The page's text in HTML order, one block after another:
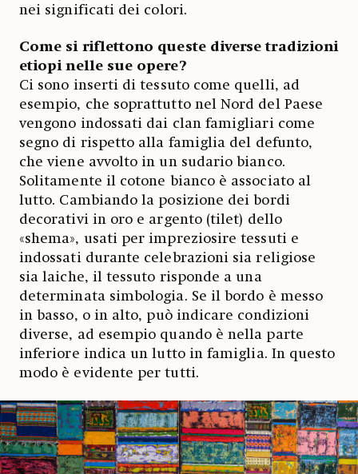
nei significati dei colori.
Come si riflettono queste diverse tradizioni
etiopi nelle sue opere?
Ci sono inserti di tessuto come quelli, ad
esempio, che soprattutto nel Nord del Paese
vengono indossati dai clan famigliari come
segno di rispetto alla famiglia del defunto,
che viene avvolto in un sudario bianco.
Solitamente il cotone bianco è associato al
lutto. Cambiando la posizione dei bordi
decorativi in oro e argento (tilet) dello
«shema», usati per impreziosire tessuti e
indossati durante celebrazioni sia religiose
sia laiche, il tessuto risponde a una
determinata simbologia. Se il bordo è messo
in basso, o in alto, può indicare condizioni
diverse, ad esempio quando è nella parte
inferiore indica un lutto in famiglia. In questo
modo è evidente per tutti.